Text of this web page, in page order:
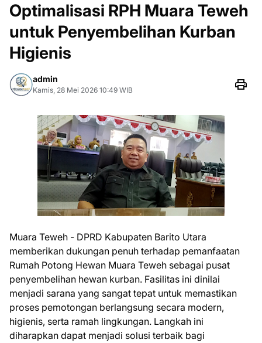
Optimalisasi RPH Muara Teweh
untuk Penyembelihan Kurban
Higienis
admin
Kamis, 28 Mei 2026 10:49 WIB
Muara Teweh - DPRD Kabupaten Barito Utara
memberikan dukungan penuh terhadap pemanfaatan
Rumah Potong Hewan Muara Teweh sebagai pusat
penyembelihan hewan kurban. Fasilitas ini dinilai
menjadi sarana yang sangat tepat untuk memastikan
proses pemotongan berlangsung secara modern,
higienis, serta ramah lingkungan. Langkah ini
diharapkan dapat menjadi solusi terbaik bagi